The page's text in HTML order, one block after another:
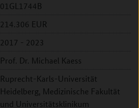
01GL1744B
214.306 EUR
2017 - 2023
Prof. Dr. Michael Kaess
Ruprecht-Karls-Universität
Heidelberg, Medizinische Fakultät
und Universitätsklinikum